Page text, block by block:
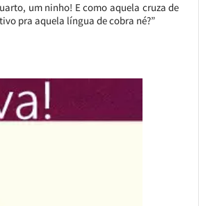
um ninho! E como aquela cruza de
pra aquela língua de cobra né?”